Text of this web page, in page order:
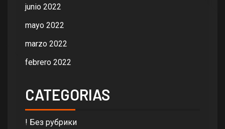
junio 2022
mayo 2022
marzo 2022
febrero 2022
CATEGORIAS
! Без рубрики